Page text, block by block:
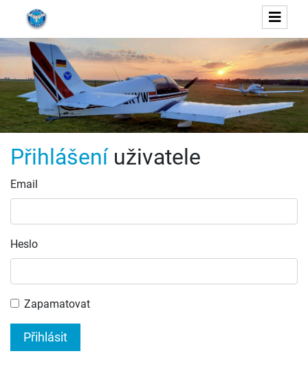
Přihlášeníuživatele
Email
Heslo
Zapamatovat
Přihlásit